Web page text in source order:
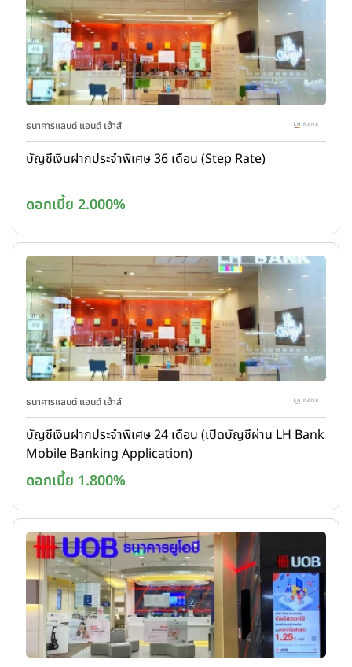
ธนาคารแลนด์ แอนด์ เฮ้าส์
บัญชีเงินฝากประจำพิเศษ 36 เดือน (Step Rate)
ดอกเบี้ย 2.000%
ธนาคารแลนด์ แอนด์ เฮ้าส์
บัญชีเงินฝากประจำพิเศษ 24 เดือน (เปิดบัญชีผ่าน LH Bank
Mobile Banking Application)
ดอกเบี้ย 1.800%